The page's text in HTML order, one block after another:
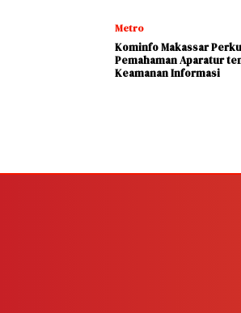
Metro
Kominfo Makassar
Pemahaman Aparatur
Keamanan Informasi